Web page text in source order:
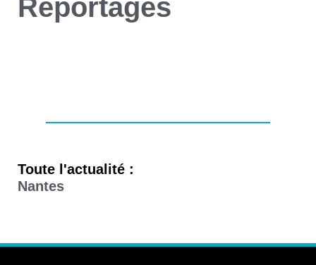
Reportages
Toute l'actualité :
Nantes